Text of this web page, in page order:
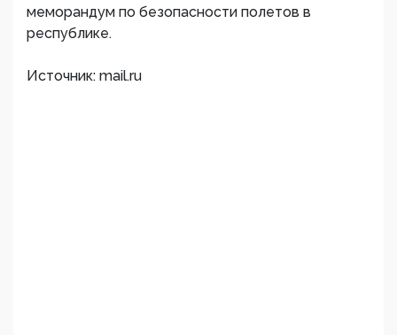
меморандум по безопасности полетов в
республике.
Источник: mail.ru